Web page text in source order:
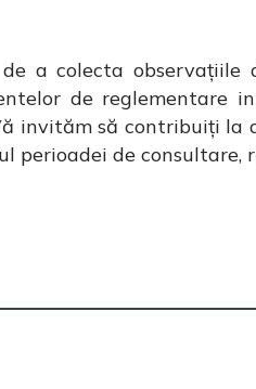
a colecta
de
invităm să contribuiți la
perioadei de